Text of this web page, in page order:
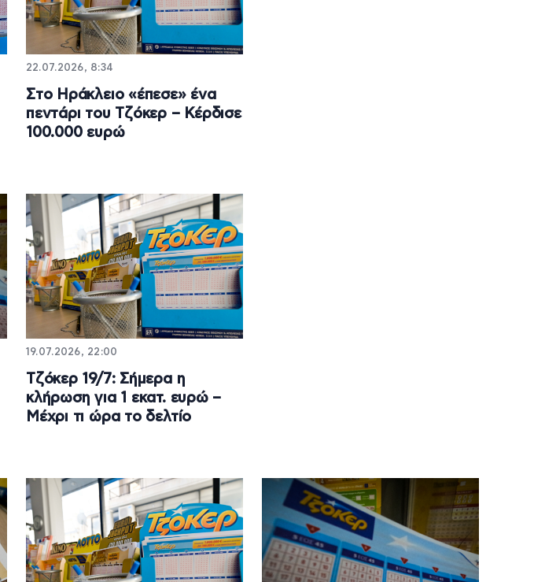
22.07.2026, 8:34
Στο Ηράκλειο «έπεσε» ένα
πεντάρι του Τζόκερ – Κέρδισε
100.000 ευρώ
19.07.2026, 22:00
Τζόκερ 19/7: Σήμερα η
κλήρωση για 1 εκατ. ευρώ –
Μέχρι τι ώρα το δελτίο